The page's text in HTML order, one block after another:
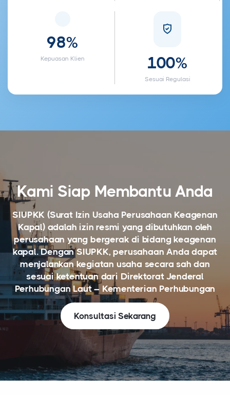
98%
Kepuasan Klien 100%
Sesuai Regulasi
Kami Siap Membantu Anda
SIUPKK (Surat Izin Usaha Perusahaan Keagenan
Kapal) adalah izin resmi yang dibutuhkan oleh
perusahaan yang bergerak di bidang keagenan
kapal. Dengan SIUPKK, perusahaan Anda dapat
menjalankan kegiatan usaha secara sah dan
sesuai ketentuan dari Direktorat Jenderal
Perhubungan Laut – Kementerian Perhubungan
Konsultasi Sekarang